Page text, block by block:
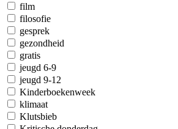
film
filosofie
gesprek
gezondheid
gratis
jeugd 6-9
jeugd 9-12
Kinderboekenweek
klimaat
Klutsbieb